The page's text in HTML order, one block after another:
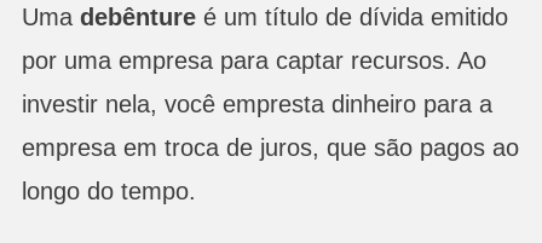
Uma debêntureé um título de dívida emitido
por uma empresa para captar recursos. Ao
investir nela, você empresta dinheiro para a
empresa em troca de juros, que são pagos ao
longo do tempo.